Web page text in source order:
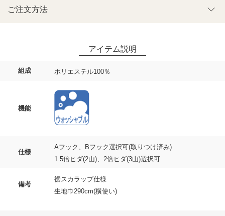
組成 ポリエステル100％
機能
仕様
Aフック、Bフック選択可(取りつけ済み)
1.5倍ヒダ(2山)、2倍ヒダ(3山)選択可
備考
裾スカラップ仕様
生地巾290cm(横使い)
ご注文方法